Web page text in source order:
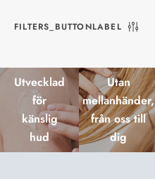
FILTERS_BUTTONLABEL
Utvecklad
för
känslig
hud
Utan
mellanhänder,
från oss till
dig